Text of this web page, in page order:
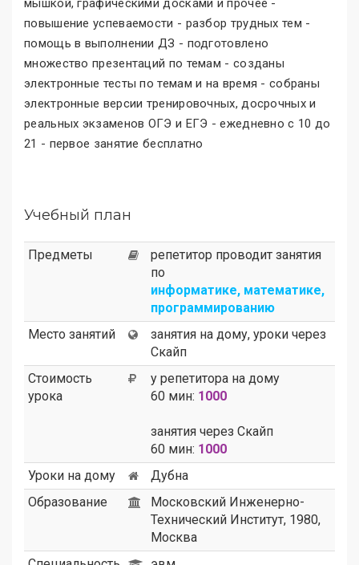
мышкой, графическими досками и прочее -
повышение успеваемости - разбор трудных тем -
помощь в выполнении ДЗ - подготовлено
множество презентаций по темам - созданы
электронные тесты по темам и на время - собраны
электронные версии тренировочных, досрочных и
реальных экзаменов ОГЭ и ЕГЭ - ежедневно с 10 до
21 - первое занятие бесплатно
Учебный план
Предметы
репетитор проводит занятия
по
информатике, математике,
программированию
Место занятий
занятия на дому, уроки через
Скайп
Стоимость
урока
у репетитора на дому
60 мин: 1000
занятия через Скайп
60 мин: 1000
Уроки на дому
Дубна
Образование
Московский Инженерно-
Технический Институт, 1980,
Москва